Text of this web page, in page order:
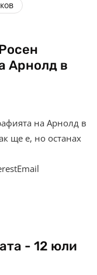
Арнолд в
на Арнолд в
ще е, но останах
- 12 юли